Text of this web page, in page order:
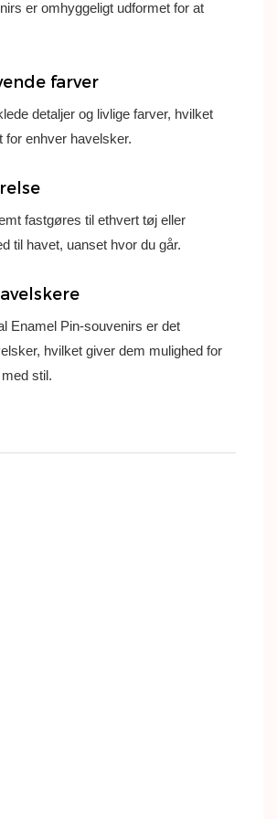
er omhyggeligt udformet for at
farver
detaljer og livlige farver, hvilket
for enhver havelsker.
fastgøres til ethvert tøj eller
til havet, uanset hvor du går.
Enamel Pin-souvenirs er det
hvilket giver dem mulighed for
stil.